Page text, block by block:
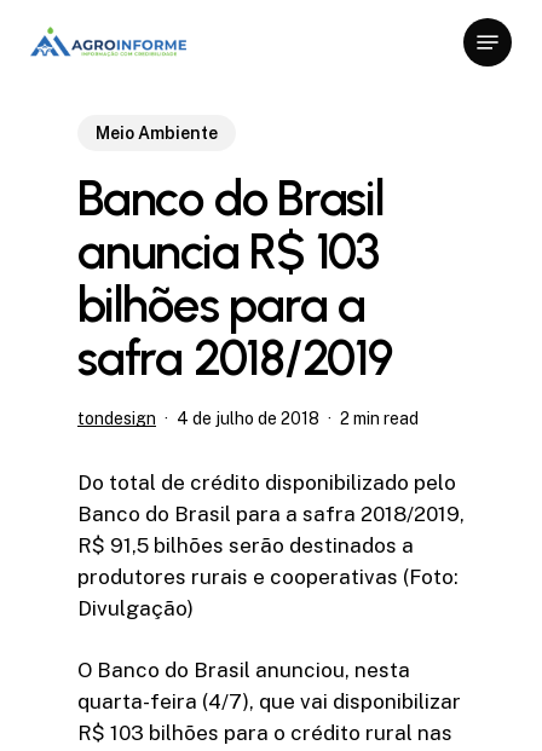
Menu
Meio Ambiente
Banco do Brasil
anuncia R$ 103
bilhões para a
safra 2018/2019
tondesign 4 de julho de 2018 2 min read
Do total de crédito disponibilizado pelo
Banco do Brasil para a safra 2018/2019,
R$ 91,5 bilhões serão destinados a
produtores rurais e cooperativas (Foto:
Divulgação)
O Banco do Brasil anunciou, nesta
quarta-feira (4/7), que vai disponibilizar
R$ 103 bilhões para o crédito rural nas